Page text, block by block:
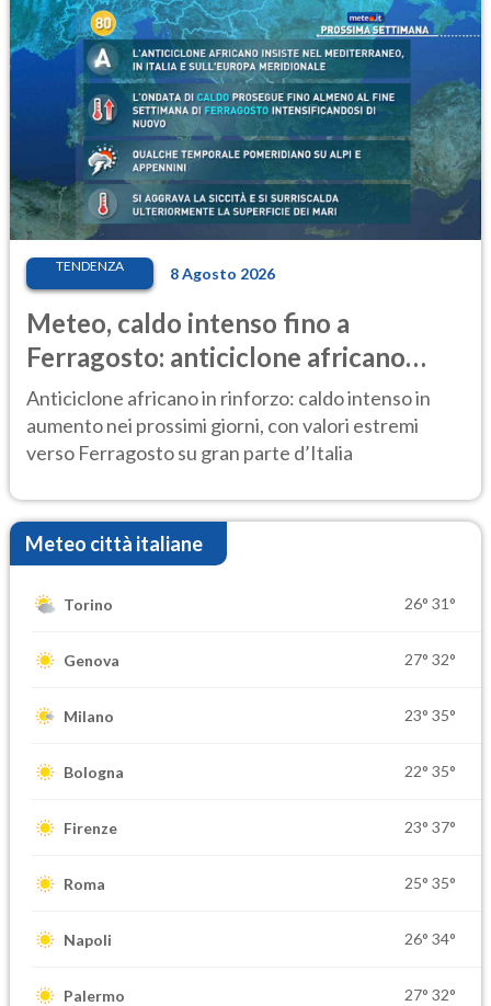
TENDENZA 8 Agosto 2026
Meteo, caldo intenso fino a
Ferragosto: anticiclone africano
ancora protagonista
Anticiclone africano in rinforzo: caldo intenso in
aumento nei prossimi giorni, con valori estremi
verso Ferragosto su gran parte d’Italia
Meteo città italiane
Torino 26° 31°
Genova 27° 32°
Milano 23° 35°
Bologna 22° 35°
Firenze 23° 37°
Roma 25° 35°
Napoli 26° 34°
Palermo 27° 32°